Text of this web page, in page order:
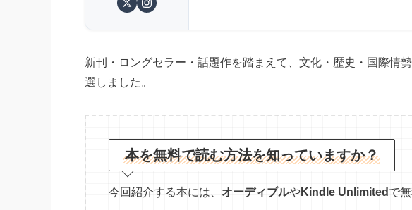
新刊・ロングセラー・話題作を踏まえて、文化・歴史・国際情
選しました。
本を無料で読む方法を知っていますか？
今回紹介する本には、 オーディブルやKindle Unlimited で